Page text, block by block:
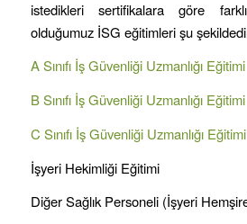
istedikleri sertifikalara göre
olduğumuz İSG eğitimleri şu
A Sınıfı İş Güvenliği Uzmanlığı Eğitimi
B Sınıfı İş Güvenliği Uzmanlığı Eğitimi
C Sınıfı İş Güvenliği Uzmanlığı Eğitimi
İşyeri Hekimliği Eğitimi
Diğer Sağlık Personeli (İşyeri